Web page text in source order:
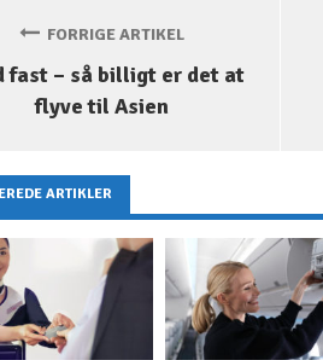
FORRIGE ARTIKEL
fast – så billigt er det at
flyve til Asien
ARTIKLER